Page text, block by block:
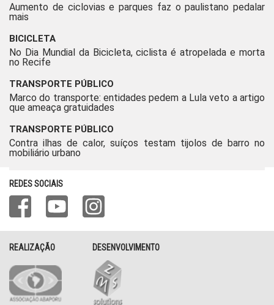
Aumento de ciclovias e parques faz o paulistano pedalar
mais
BICICLETA
No Dia Mundial da Bicicleta, ciclista é atropelada e morta
no Recife
TRANSPORTE PÚBLICO
Marco do transporte: entidades pedem a Lula veto a artigo
que ameaça gratuidades
TRANSPORTE PÚBLICO
Contra ilhas de calor, suíços testam tijolos de barro no
mobiliário urbano
REDES SOCIAIS
REALIZAÇÃO DESENVOLVIMENTO